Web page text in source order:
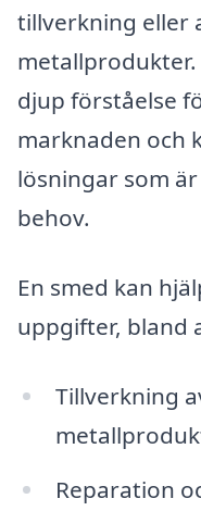
tillverkning eller
djup förståelse
marknaden och
lösningar som
behov.
En smed kan
uppgifter, bland
Tillverkning
Reparation